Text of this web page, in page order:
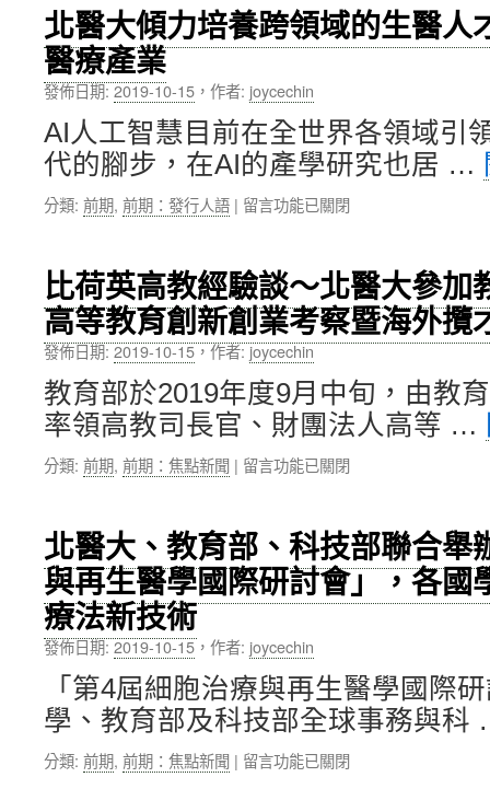
內
容
北醫大傾力培養跨領域的生醫人
醫療產業
發佈日期:2019-10-15 ， 作者: joycechin
AI人工智慧目前在全世界各領域引
代的腳步，在AI的產學研究也居 …
分類: 前期, 前期：發行人語 | 在
大
傾
力
培
養
跨
領
域
生
才，
發
展
人
智
慧
醫
療
產
業〉
中
留言功能已關閉
比荷英高教經驗談～北醫大參加
高等教育創新創業考察暨海外攬
發佈日期:2019-10-15，作者: joycechin
教育部於2019年度9月中旬，由教
率領高教司長官、財團法人高等 …
分類: 前期, 前期：焦點新聞 | 在
英
高
教
經
談
～
北
醫
大
參
加
留言功能已關閉
北醫大、教育部、科技部聯合舉
與再生醫學國際研討會」，各國
療法新技術
發佈日期:2019-10-15， 作者: joycechin
「第4屆細胞治療與再生醫學國際
學、教育部及科技部全球事務與
分類: 前期, 前期：焦點新聞 | 在
留言功能已關閉